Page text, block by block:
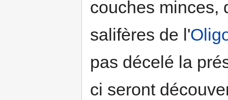
couches minces,
salifères de l'
pas décelé la
ci seront